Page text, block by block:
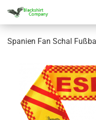
Spanien Fan Schal